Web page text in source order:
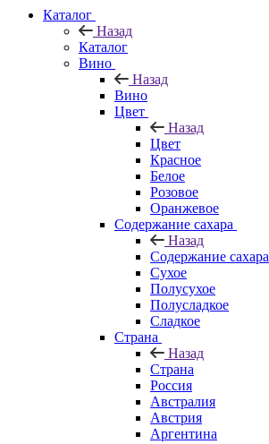
Каталог
Назад
Каталог
Вино
Назад
Вино
Цвет
Назад
Цвет
Красное
Белое
Розовое
Оранжевое
Содержание сахара
Назад
Содержание сахара
Сухое
Полусухое
Полусладкое
Сладкое
Страна
Назад
Страна
Россия
Австралия
Австрия
Аргентина